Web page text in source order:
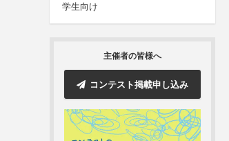
学生向け
主催者の皆様へ
コンテスト掲載申し込み